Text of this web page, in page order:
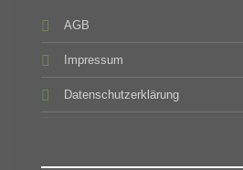
AGB
Impressum
Datenschutzerklärung